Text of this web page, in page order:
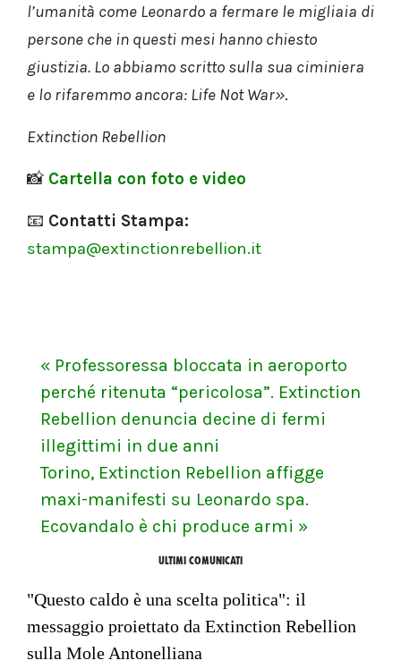
l’umanità come Leonardo a fermare le migliaia di
persone che in questi mesi hanno chiesto
giustizia. Lo abbiamo scritto sulla sua ciminiera
e lo rifaremmo ancora: Life Not War».
Extinction Rebellion
📸 Cartella con foto e video
📧 Contatti Stampa:
stampa@extinctionrebellion.it
« Professoressa bloccata in aeroporto
perché ritenuta “pericolosa”. Extinction
Rebellion denuncia decine di fermi
illegittimi in due anni
Torino, Extinction Rebellion affigge
maxi-manifesti su Leonardo spa.
Ecovandalo è chi produce armi »
ULTIMI COMUNICATI
"Questo caldo è una scelta politica": il
messaggio proiettato da Extinction Rebellion
sulla Mole Antonelliana